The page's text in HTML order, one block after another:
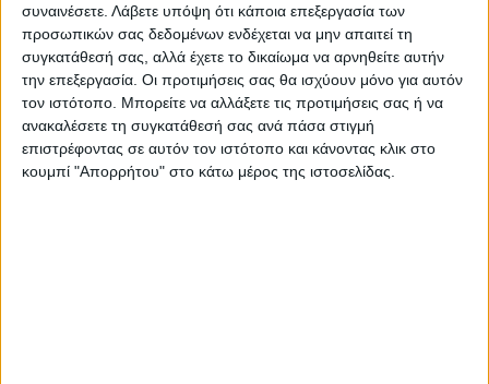
συναινέσετε. Λάβετε υπόψη ότι κάποια επεξεργασία των
προσωπικών σας δεδομένων ενδέχεται να μην απαιτεί τη
συγκατάθεσή σας, αλλά έχετε το δικαίωμα να αρνηθείτε αυτήν
την επεξεργασία. Οι προτιμήσεις σας θα ισχύουν μόνο για αυτόν
τον ιστότοπο. Μπορείτε να αλλάξετε τις προτιμήσεις σας ή να
ανακαλέσετε τη συγκατάθεσή σας ανά πάσα στιγμή
επιστρέφοντας σε αυτόν τον ιστότοπο και κάνοντας κλικ στο
κουμπί "Απορρήτου" στο κάτω μέρος της ιστοσελίδας.
VIDEO ΤΗΣ ΘΕΣΣΑΛΙΑΣ
Περιπέτεια για τον πρόεδρο του Ε.Κ.Λ
Γιάννη Σκόκα